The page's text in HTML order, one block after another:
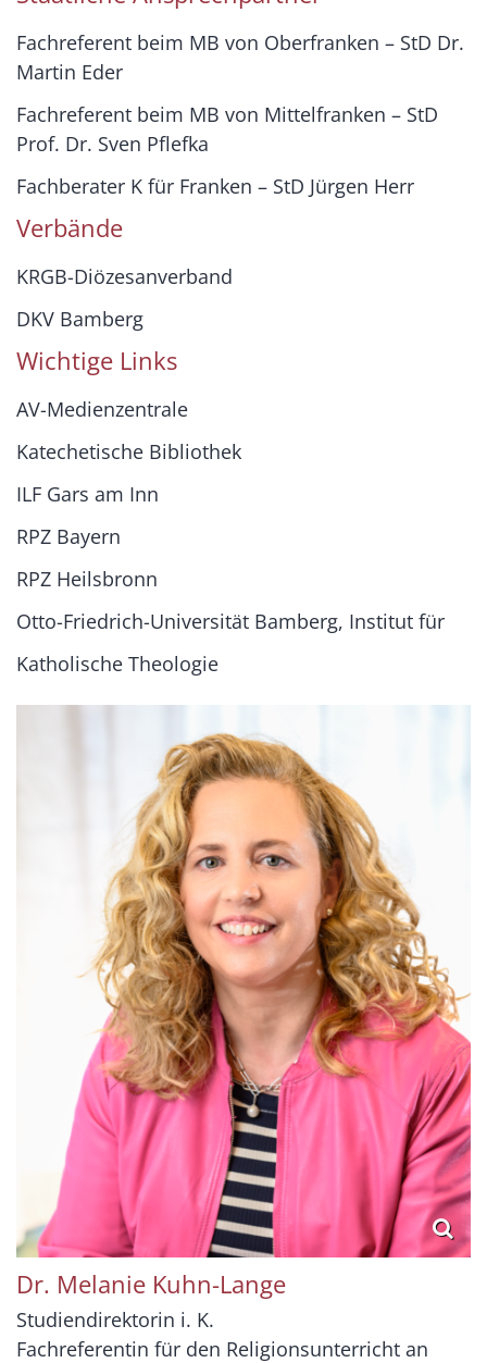
Fachreferent beim MB von Oberfranken – StD Dr.
Martin Eder
Fachreferent beim MB von Mittelfranken – StD
Prof. Dr. Sven Pflefka
Fachberater K für Franken – StD Jürgen Herr
Verbände
KRGB-Diözesanverband
DKV Bamberg
Wichtige Links
AV-Medienzentrale
Katechetische Bibliothek
ILF Gars am Inn
RPZ Bayern
RPZ Heilsbronn
Otto-Friedrich-Universität Bamberg, Institut für
Katholische Theologie
Dr. Melanie Kuhn-Lange
Studiendirektorin i. K.
Fachreferentin für den Religionsunterricht an